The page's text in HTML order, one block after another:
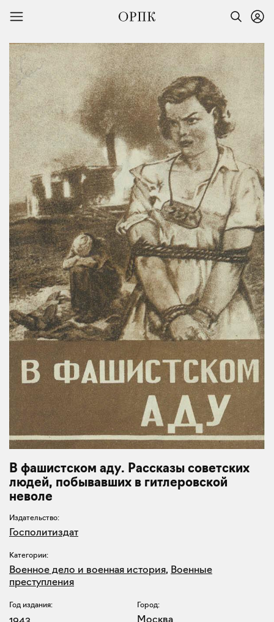
В фашистском аду. Рассказы советских
людей, побывавших в гитлеровской
неволе
Издательство:
Госполитиздат
Категории:
Военное дело и военная история, Военные
преступления
Год издания:
1943
Город:
Москва